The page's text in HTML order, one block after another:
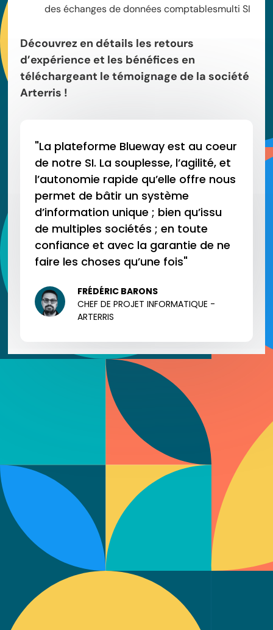
des échanges de données comptablesmulti SI
Découvrez en détails les retours
d’expérience et les bénéfices en
téléchargeant le témoignage de la société
Arterris !
"La plateforme Blueway est au coeur
de notre SI. La souplesse, l’agilité, et
l’autonomie rapide qu’elle offre nous
permet de bâtir un système
d’information unique ; bien qu’issu
de multiples sociétés ; en toute
confiance et avec la garantie de ne
faire les choses qu’une fois"
FRÉDÉRIC BARONS
CHEF DE PROJET INFORMATIQUE -
ARTERRIS